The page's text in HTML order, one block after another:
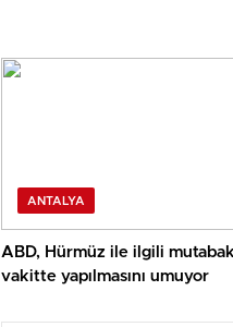
ANTALYA
ABD, Hürmüz ile ilgili
vakitte yapılmasını umuyor